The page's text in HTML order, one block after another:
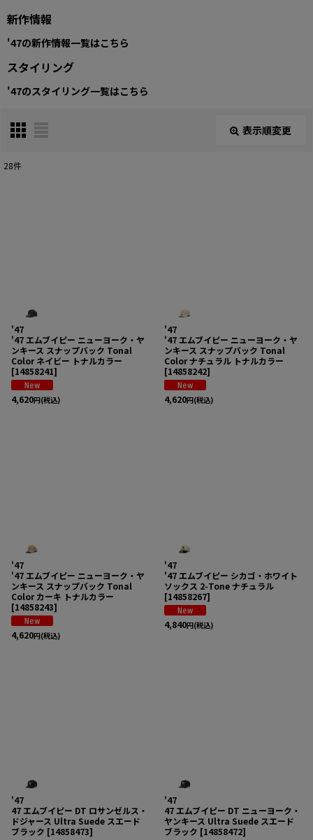
新作情報
'47の新作情報一覧はこちら
スタイリング
'47のスタイリング一覧はこちら
表示順変更
閉じる
28件
'47
'47 エムブイピー ニューヨーク・ヤ
ンキース スナップバック Tonal
Color ネイビー トナルカラー
[14858241]
4,620円(税込)
'47
'47 エムブイピー ニューヨーク・ヤ
ンキース スナップバック Tonal
Color ナチュラル トナルカラー
[14858242]
4,620円(税込)
'47
'47 エムブイピー ニューヨーク・ヤ
ンキース スナップバック Tonal
Color カーキ トナルカラー
[14858243]
4,620円(税込)
'47
'47 エムブイピー シカゴ・ホワイト
ソックス 2-Tone ナチュラル
[14858267]
4,840円(税込)
'47
47 エムブイピー DT ロサンゼルス・
ドジャース Ultra Suede スエード
ブラック [14858473]
'47
47 エムブイピー DT ニューヨーク・
ヤンキース Ultra Suede スエード
ブラック [14858472]